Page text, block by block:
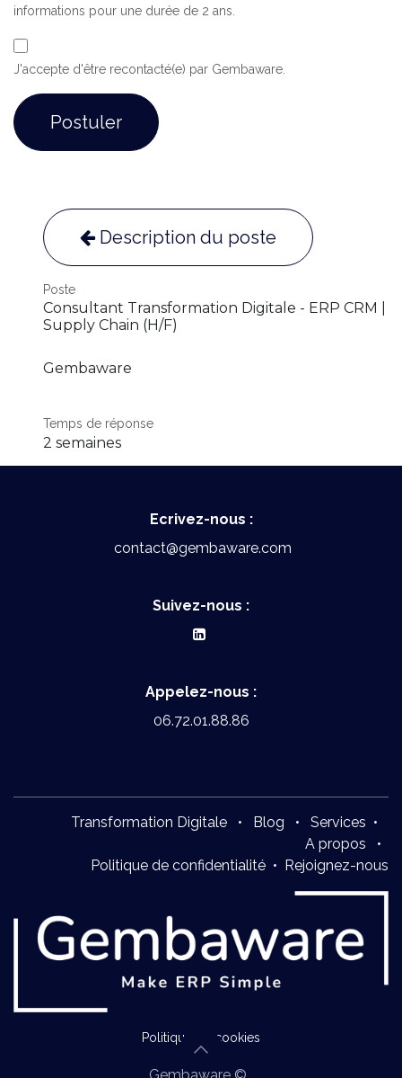
informations pour une durée de 2 ans.
J'accepte d'être recontacté(e) par Gembaware.
Postuler
Description du poste
Poste
Consultant Transformation Digitale - ERP CRM |
Supply Chain (H/F)
Gembaware
Temps de réponse
2 semaines
Ecrivez-nous :
contact@gembaware.com
Suivez-nous :
Appelez-nous :
06.72.01.88.86
Transformation Digitale • Blog • Services •
A propos
•
Politique de confidentialité • Rejoignez-nous
Politique de cookies